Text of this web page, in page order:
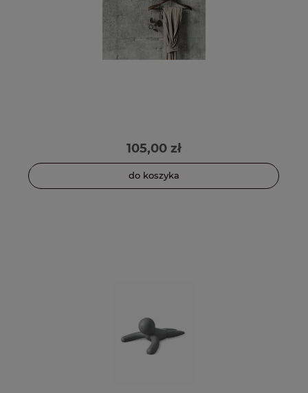
105,00 zł
do koszyka